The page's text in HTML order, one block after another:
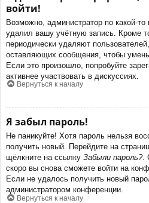
войти!
Возможно, администратор по какой-
удалил вашу учётную запись. Кроме
периодически удаляют
оставляющих сообщения, чтобы
Если это произошло, попробуйте
активнее участвовать в дискуссиях.
Вернуться к началу
Я забыл пароль!
Не паникуйте! Хотя пароль нельзя
получить новый. Перейдите на
щёлкните на ссылку Забыли пароль?.
скоро вы снова сможете войти на
Если не удалось получить новый
администратором конференции.
Вернуться к началу